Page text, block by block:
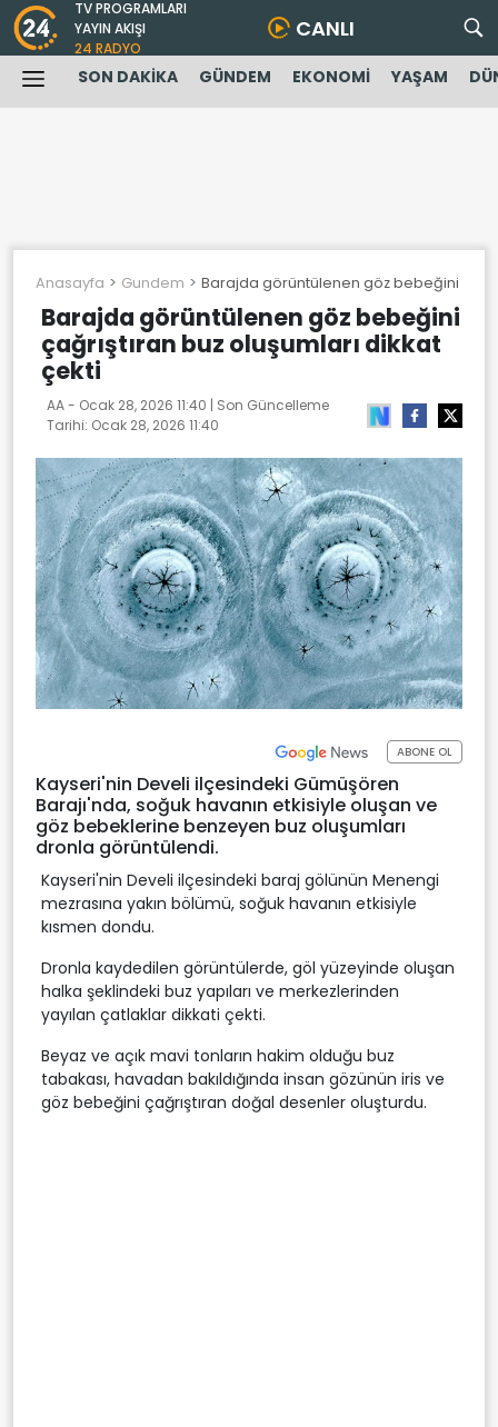
TV PROGRAMLARI
YAYIN AKIŞI
24 RADYO
CANLI
SON DAKİKA GÜNDEM EKONOMİ YAŞAM
Anasayfa Gundem Barajda görüntülenen göz bebeğini
Barajda görüntülenen göz bebeğini
çağrıştıran buz oluşumları dikkat
çekti
AA - Ocak 28, 2026 11:40 | Son Güncelleme
Tarihi: Ocak 28, 2026 11:40
ABONE OL
Kayseri'nin Develi ilçesindeki Gümüşören
Barajı'nda, soğuk havanın etkisiyle oluşan ve
göz bebeklerine benzeyen buz oluşumları
dronla görüntülendi.
Kayseri'nin Develi ilçesindeki baraj gölünün Menengi
mezrasına yakın bölümü, soğuk havanın etkisiyle
kısmen dondu.
Dronla kaydedilen görüntülerde, göl yüzeyinde oluşan
halka şeklindeki buz yapıları ve merkezlerinden
yayılan çatlaklar dikkati çekti.
Beyaz ve açık mavi tonların hakim olduğu buz
tabakası, havadan bakıldığında insan gözünün iris ve
göz bebeğini çağrıştıran doğal desenler oluşturdu.